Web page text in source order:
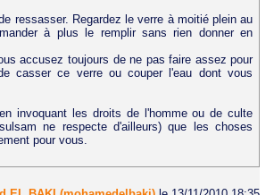
ressasser. Regardez le verre à moitié plein au
à plus le remplir sans rien donner en
accusez toujours de ne pas faire assez pour
casser ce verre ou couper l'eau dont vous
invoquant les droits de l'homme ou de culte
ne respecte d'ailleurs) que les choses
pour vous.